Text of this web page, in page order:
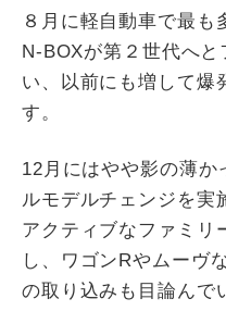
８月に軽自動車で最も
N-BOXが第２世代へ
い、以前にも増して爆
す。
12月にはやや影の薄か
ルモデルチェンジを実
アクティブなファミリ
し、ワゴンRやムーヴ
の取り込みも目論んで